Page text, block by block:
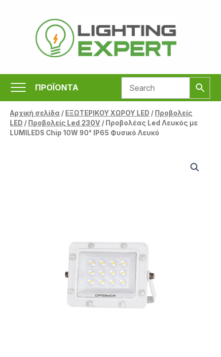
περιεχόμενο
ΠΡΟΪΟΝΤΑ
Αρχική σελίδα/ ΕΞΩΤΕΡΙΚΟΥ ΧΩΡΟΥ LED / Προβολείς
LED / Προβολείς Led 230V/ Προβολέας Led Λευκός με
LUMILEDS Chip 10W 90° IP65 Φυσικό Λευκό